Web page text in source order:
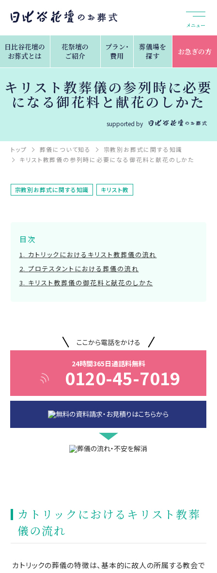
メニュー
日比谷花壇の
お葬式とは
花祭壇の
ご紹介
プラン・
費用
葬儀場を
探す
お急ぎの方
キリスト教葬儀の参列時に必要
になる御花料と献花のしかた
supported by
トップ 葬儀について知る
宗教別お葬式に関する知識
キリスト教葬儀の参列時に必要になる御花料と献花のしかた
宗教別お葬式に関する知識 キリスト教
目次
カトリックにおけるキリスト教葬儀の流れ
プロテスタントにおける葬儀の流れ
キリスト教葬儀の御花料と献花のしかた
ここから電話をかける
24時間365日通話料無料
0120-45-7019
カトリックにおけるキリスト教葬
儀の流れ
カトリックの葬儀の特徴は、基本的に故人の所属する教会で